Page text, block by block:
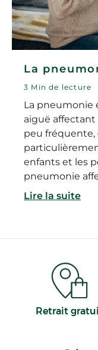
La
3 Min de lecture
La pneumonie
aiguë
peu
enfants et les
pneumonie
personnes
Lire la suite
Retrait